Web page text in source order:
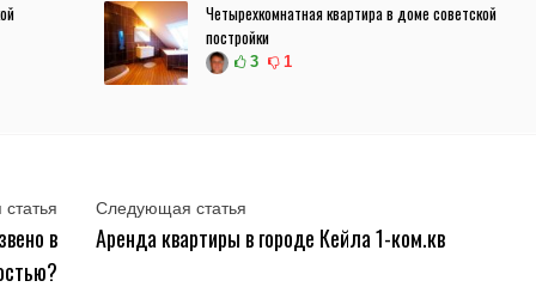
Четырехкомнатная квартира в доме советской
постройки
3 1
в
Следующая статья
Аренда квартиры в городе Кейла 1-ком.кв